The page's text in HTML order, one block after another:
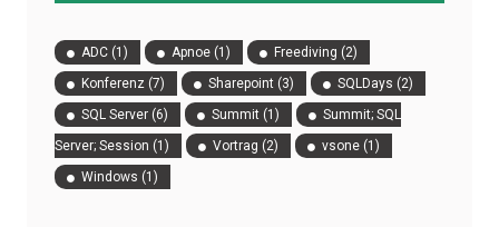
ADC (1) Apnoe (1) Freediving (2)
Konferenz (7) Sharepoint (3) SQLDays (2)
SQL Server (6) Summit (1)
Summit; SQL
Server; Session (1) Vortrag (2) vsone (1)
Windows (1)